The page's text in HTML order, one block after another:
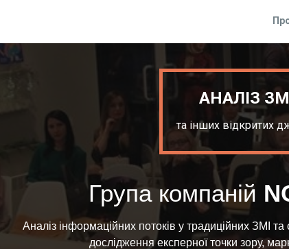
АНАЛІЗ
та інших відкритих
Група компаній
Аналіз інформаційних потоків у традиційних ЗМІ
дослідження експерної точки зору,